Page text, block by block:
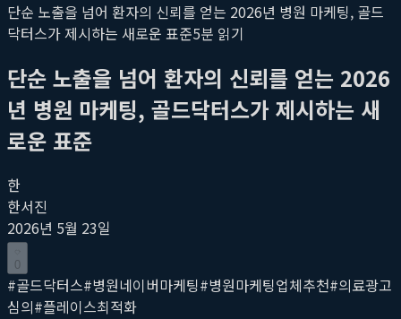
단순 노출을 넘어 환자의 신뢰를 얻는 2026년 병원 마케팅, 골드
닥터스가 제시하는 새로운 표준5분 읽기
단순 노출을 넘어 환자의 신뢰를 얻는 2026
년 병원 마케팅, 골드닥터스가 제시하는 새
로운 표준
한
한서진
2026년 5월 23일
0
#골드닥터스#병원네이버마케팅#병원마케팅업체추천#의료광고
심의#플레이스최적화